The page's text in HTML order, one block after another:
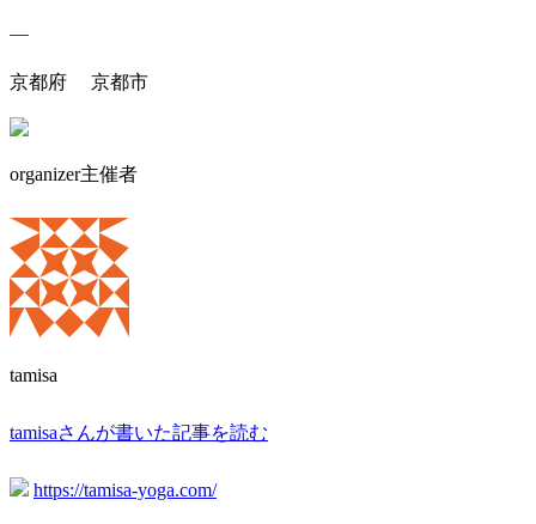
京都府 京都市
organizer主催者
tamisa
tamisaさんが書いた記事を読む
https://tamisa-yoga.com/